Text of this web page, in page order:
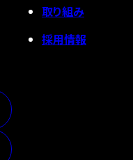
取り組み
採用情報